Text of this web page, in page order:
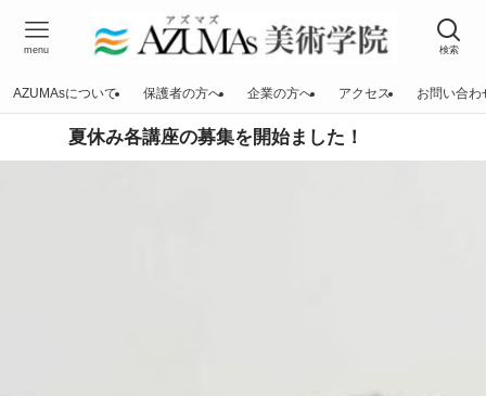
検索
menu
AZUMAsについて 保護者の方へ 企業の方へ アクセス お問い合わ
休み各講座の募集を開始ました！